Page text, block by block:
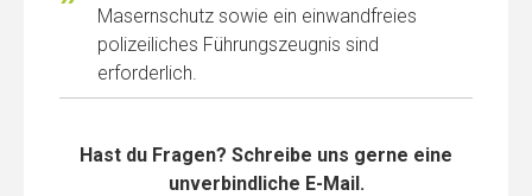
Masernschutz sowie ein einwandfreies
polizeiliches Führungszeugnis sind
erforderlich.
Hast du Fragen? Schreibe uns gerne eine
unverbindliche E-Mail.